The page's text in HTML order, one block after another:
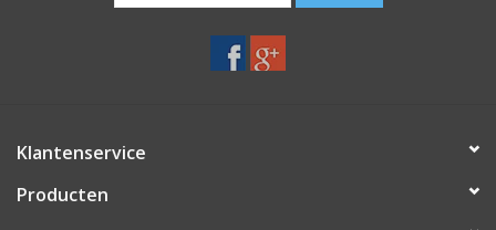
Klantenservice
Producten